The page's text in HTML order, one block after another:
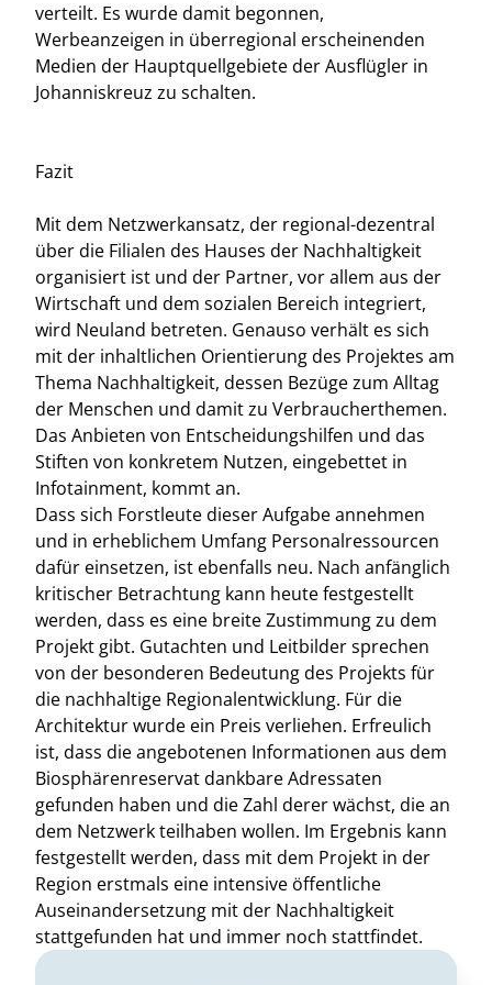
verteilt. Es wurde damit begonnen,
Werbeanzeigen in überregional erscheinenden
Medien der Hauptquellgebiete der Ausflügler in
Johanniskreuz zu schalten.
Fazit
Mit dem Netzwerkansatz, der regional-dezentral
über die Filialen des Hauses der Nachhaltigkeit
organisiert ist und der Partner, vor allem aus der
Wirtschaft und dem sozialen Bereich integriert,
wird Neuland betreten. Genauso verhält es sich
mit der inhaltlichen Orientierung des Projektes am
Thema Nachhaltigkeit, dessen Bezüge zum Alltag
der Menschen und damit zu Verbraucherthemen.
Das Anbieten von Entscheidungshilfen und das
Stiften von konkretem Nutzen, eingebettet in
Infotainment, kommt an.
Dass sich Forstleute dieser Aufgabe annehmen
und in erheblichem Umfang Personalressourcen
dafür einsetzen, ist ebenfalls neu. Nach anfänglich
kritischer Betrachtung kann heute festgestellt
werden, dass es eine breite Zustimmung zu dem
Projekt gibt. Gutachten und Leitbilder sprechen
von der besonderen Bedeutung des Projekts für
die nachhaltige Regionalentwicklung. Für die
Architektur wurde ein Preis verliehen. Erfreulich
ist, dass die angebotenen Informationen aus dem
Biosphärenreservat dankbare Adressaten
gefunden haben und die Zahl derer wächst, die an
dem Netzwerk teilhaben wollen. Im Ergebnis kann
festgestellt werden, dass mit dem Projekt in der
Region erstmals eine intensive öffentliche
Auseinandersetzung mit der Nachhaltigkeit
stattgefunden hat und immer noch stattfindet.